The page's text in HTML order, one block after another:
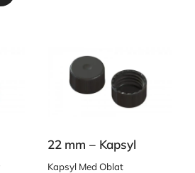
22 mm – Kapsyl
Kapsyl Med Oblat